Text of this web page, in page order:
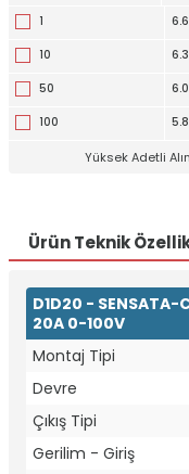
1
10
50
100
Yüksek Adetli
Ürün Teknik
D1D20 - SENSATA-
20A 0-100V
Montaj Tipi
Devre
Çıkış Tipi
Gerilim - Giriş